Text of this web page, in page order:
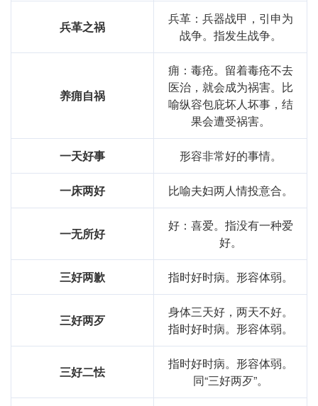
兵革之祸
兵革：兵器战甲，引申为
战争。指发生战争。
养痈自祸
痈：毒疮。留着毒疮不去
医治，就会成为祸害。比
喻纵容包庇坏人坏事，结
果会遭受祸害。
一天好事 形容非常好的事情。
一床两好 比喻夫妇两人情投意合。
一无所好
好：喜爱。指没有一种爱
好。
三好两歉 指时好时病。形容体弱。
三好两歹
身体三天好，两天不好。
指时好时病。形容体弱。
三好二怯
指时好时病。形容体弱。
同“三好两歹”。